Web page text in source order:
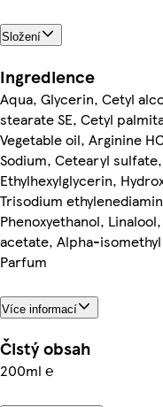
Složení
Ingredience
Aqua, Glycerin, Cetyl
stearate SE, Cetyl
Vegetable oil, Arginine
Sodium, Cetearyl
Ethylhexylglycerin,
Trisodium
Phenoxyethanol,
acetate, Alpha-
Parfum
Více informací
Čistý obsah
200ml ℮